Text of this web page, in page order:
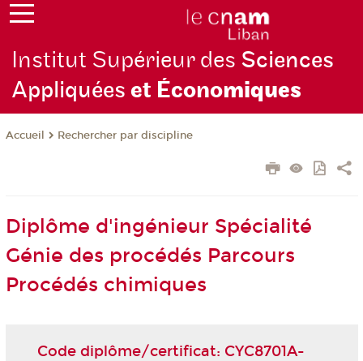
Institut Supérieur des Sciences
Appliquéeset Économiques
Accueil Rechercher par discipline
Diplôme d'ingénieur Spécialité
Génie des procédés Parcours
Procédés chimiques
Code diplôme/certificat: CYC8701A-